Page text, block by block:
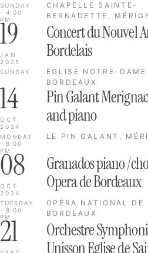
SUNDAY
· 4:00
PM
CHAPELLE SAINTE-
BERNADETTE,
19
JAN
2025
SUNDAY
Concert du Nouvel
Bordelais
ÉGLISE NOTRE-DAME
BORDEAUX
14
OCT
2024
MONDAY
· 8:00
PM
Pin Galant
and piano
LE PIN GALANT,
08
OCT
2024
TUESDAY
· 8:00
PM
Granados piano /
Opera de Bordeaux
OPÉRA NATIONAL DE
BORDEAUX
21
Orchestre
Unisson Eglise de